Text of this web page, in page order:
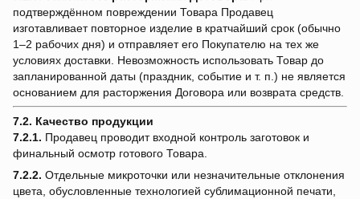
подтверждённом повреждении Товара Продавец
изготавливает повторное изделие в кратчайший срок (обычно
1–2 рабочих дня) и отправляет его Покупателю на тех же
условиях доставки. Невозможность использовать Товар до
запланированной даты (праздник, событие и т. п.) не является
основанием для расторжения Договора или возврата средств.
7.2. Качество продукции
7.2.1. Продавец проводит входной контроль заготовок и
финальный осмотр готового Товара.
7.2.2. Отдельные микроточки или незначительные отклонения
цвета, обусловленные технологией сублимационной печати,